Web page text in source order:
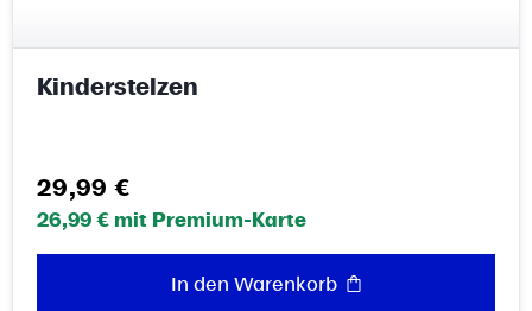
Kinderstelzen
Regulärer Preis:
29,99 €
26,99 € mit Premium-Karte
In den Warenkorb